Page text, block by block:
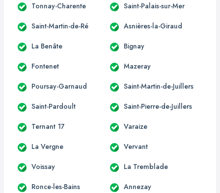
Tonnay-Charente Saint-Palais-sur-Mer
Saint-Martin-de-Ré Asnières-la-Giraud
La Benâte Bignay
Fontenet Mazeray
Poursay-Garnaud Saint-Martin-de-Juillers
Saint-Pardoult Saint-Pierre-de-Juillers
Ternant 17 Varaize
La Vergne Vervant
Voissay La Tremblade
Ronce-les-Bains Annezay